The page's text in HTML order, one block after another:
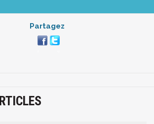
Partagez